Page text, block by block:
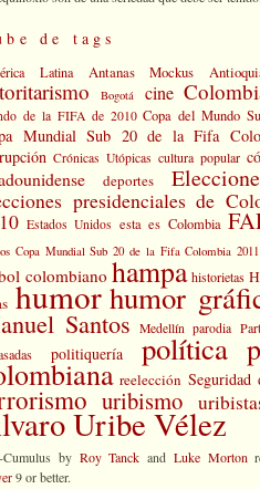
de tags
Latina Antanas Mockus
Bogotá cine
de la FIFA de 2010 Copa del Mundo
Mundial Sub 20 de la Fifa
Crónicas Utópicas cultura popular
deportes
presidenciales de
Estados Unidos esta es Colombia
Copa Mundial Sub 20 de la Fifa Colombia 2011
colombiano hampa historietas
humorhumor
Santos Medellín parodia
politiquería política
reelección Seguridad
uribismo
Uribe Vélez
Cumulus by Roy Tanck and Luke Morton
9 or better.